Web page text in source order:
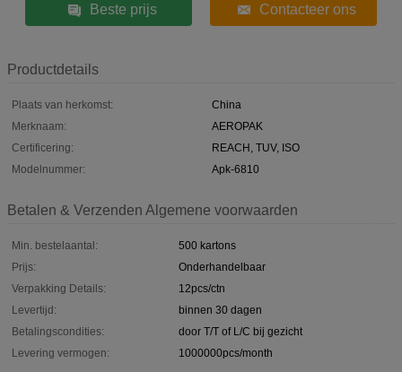
Beste prijs Contacteer ons
Productdetails
Plaats van herkomst:
China
Merknaam:
AEROPAK
Certificering:
REACH, TUV, ISO
Modelnummer:
Apk-6810
Betalen & Verzenden Algemene voorwaarden
Min. bestelaantal:
500 kartons
Prijs:
Onderhandelbaar
Verpakking Details:
12pcs/ctn
Levertijd:
binnen 30 dagen
Betalingscondities:
door T/T of L/C bij gezicht
Levering vermogen:
1000000pcs/month